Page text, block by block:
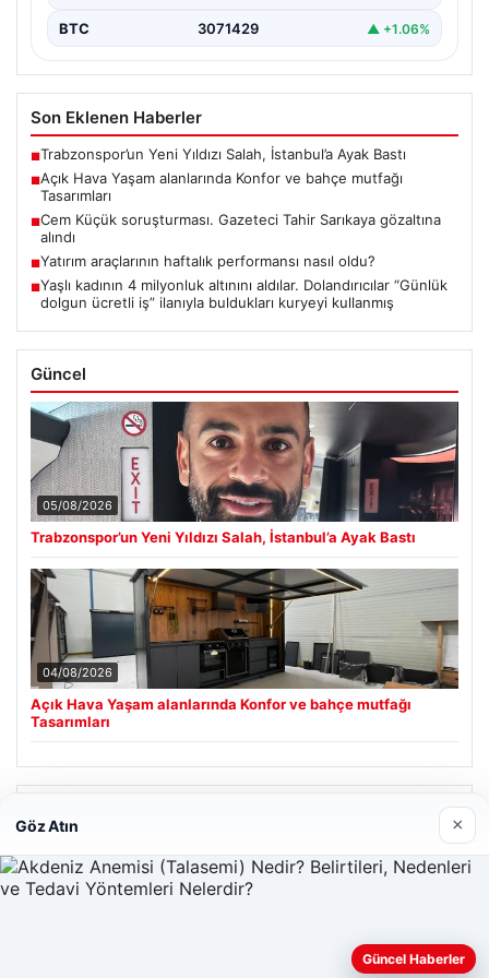
BTC 3071429 ▲ +1.06%
Son Eklenen Haberler
■Trabzonspor’un Yeni Yıldızı Salah, İstanbul’a Ayak Bastı
■Açık Hava Yaşam alanlarında Konfor ve bahçe mutfağı
Tasarımları
■Cem Küçük soruşturması. Gazeteci Tahir Sarıkaya gözaltına
alındı
■Yatırım araçlarının haftalık performansı nasıl oldu?
■Yaşlı kadının 4 milyonluk altınını aldılar. Dolandırıcılar “Günlük
dolgun ücretli iş” ilanıyla buldukları kuryeyi kullanmış
Güncel
05/08/2026
Trabzonspor’un Yeni Yıldızı Salah, İstanbul’a Ayak Bastı
04/08/2026
Açık Hava Yaşam alanlarında Konfor ve bahçe mutfağı
Tasarımları
Hastaş Beton
26/05/2026
Web sitemizi nasıl kullandığınızı daha iyi anlayabilmek,
Göz Atın ×
Güncel Haberler